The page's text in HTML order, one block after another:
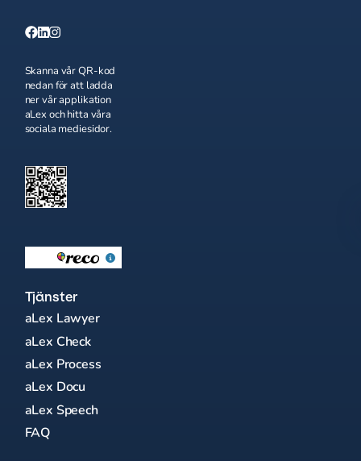
Skanna vår QR-kod
nedan för att ladda
ner vår applikation
aLex och hitta våra
sociala mediesidor.
Tjänster
aLex Lawyer
aLex Check
aLex Process
aLex Docu
aLex Speech
FAQ